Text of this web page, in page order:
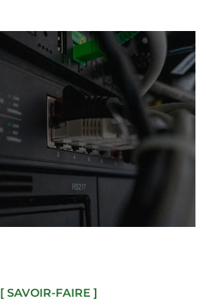
[ SAVOIR-FAIRE ]